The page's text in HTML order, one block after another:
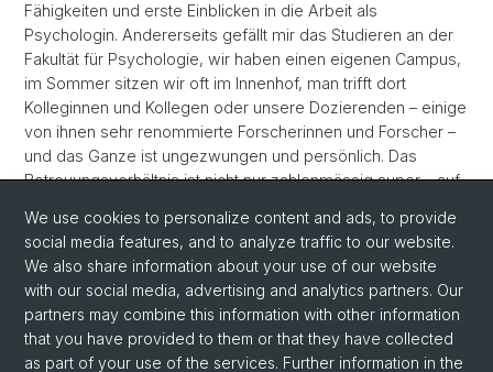
Fähigkeiten und erste Einblicken in die Arbeit als
Psychologin. Andererseits gefällt mir das Studieren an der
Fakultät für Psychologie, wir haben einen eigenen Campus,
im Sommer sitzen wir oft im Innenhof, man trifft dort
Kolleginnen und Kollegen oder unsere Dozierenden – einige
von ihnen sehr renommierte Forscherinnen und Forscher –
und das Ganze ist ungezwungen und persönlich. Das
Betreuungsverhältnis ist nicht nur zahlenmässig super – auf
fachlich und persönlich.
We use cookies to personalize content and ads, to provide
social media features, and to analyze traffic to our website.
We also share information about your use of our website
with our social media, advertising and analytics partners. Our
partners may combine this information with other information
that you have provided to them or that they have collected
as part of your use of the services. Further information in the